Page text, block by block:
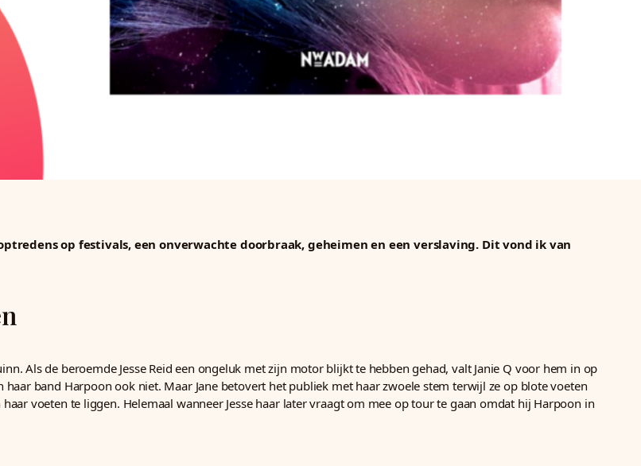
op festivals, een onverwachte doorbraak, geheimen en een verslaving. Dit vond ik van
Als de beroemde Jesse Reid een ongeluk met zijn motor blijkt te hebben gehad, valt Janie Q voor hem in op
band Harpoon ook niet. Maar Jane betovert het publiek met haar zwoele stem terwijl ze op blote voeten
voeten te liggen. Helemaal wanneer Jesse haar later vraagt om mee op tour te gaan omdat hij Harpoon in